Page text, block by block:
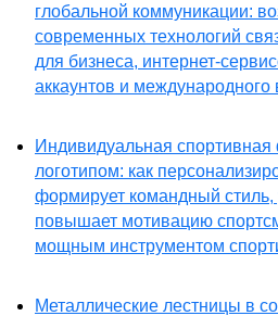
глобальной коммуникации:
современных технологий
для бизнеса, интернет-
аккаунтов и международного
Индивидуальная спортивная
логотипом: как
формирует командный стиль,
повышает мотивацию
мощным инструментом
Металлические лестницы в